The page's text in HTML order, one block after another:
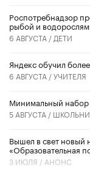
Роспотребнадзор
рыбой и
6 АВГУСТА / ДЕТИ
​Яндекс обучил
6 АВГУСТА /УЧИТЕЛЯ
Минимальный
5 АВГУСТА /
Вышел в свет новый
«Образовательная
3 ИЮЛЯ / АНОНС